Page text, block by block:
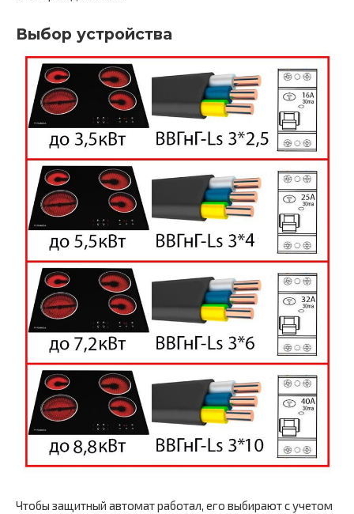
Выбор устройства
Чтобы защитный автомат работал, его выбирают с учетом